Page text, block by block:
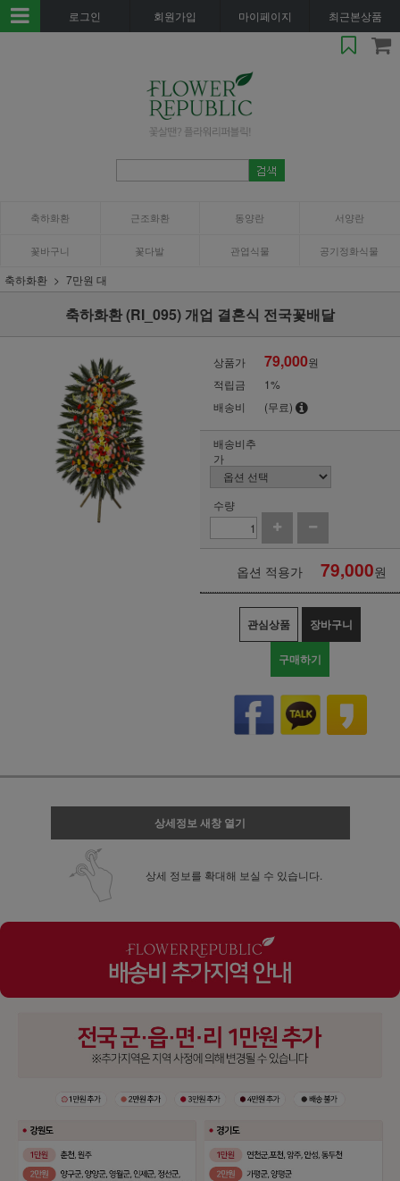
로그인 회원가입 마이페이지 최근본상품
축하화환 근조화환 동양란 서양란
꽃바구니 꽃다발 관엽식물 공기정화식물
축하화환 7만원 대
축하화환 (RI_095) 개업 결혼식 전국꽃배달
상품가 79,000원
적립금
1%
배송비
(무료)
배송비추
가
수량
옵션 적용가 79,000원
관심상품 장바구니
구매하기
상세정보 새창 열기
상세 정보를 확대해 보실 수 있습니다.